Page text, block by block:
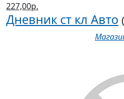
227,00р.
Дневник ст кл Авто